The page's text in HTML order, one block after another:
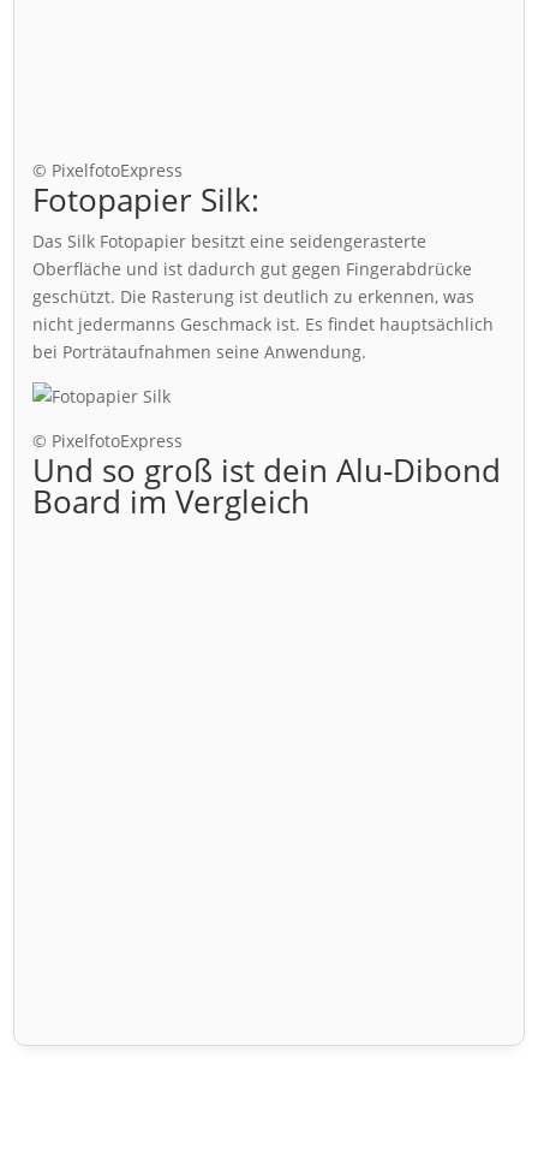
© PixelfotoExpress
Fotopapier Silk:
Das Silk Fotopapier besitzt eine seidengerasterte
Oberfläche und ist dadurch gut gegen Fingerabdrücke
geschützt. Die Rasterung ist deutlich zu erkennen, was
nicht jedermanns Geschmack ist. Es findet hauptsächlich
bei Porträtaufnahmen seine Anwendung.
© PixelfotoExpress
Und so groß ist dein Alu-Dibond
Board im Vergleich